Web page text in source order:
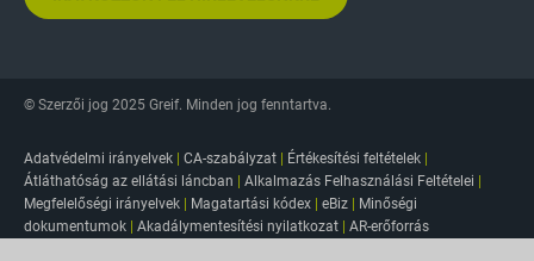
© Szerzői jog 2025 Greif. Minden jog fenntartva.
Adatvédelmi irányelvek CA-szabályzat Értékesítési feltételek
Átláthatóság az ellátási láncban
Alkalmazás Felhasználási Feltételei
Megfelelőségi irányelvek
Magatartási kódex eBiz
Minőségi
dokumentumok
Akadálymentesítési nyilatkozat AR-erőforrás